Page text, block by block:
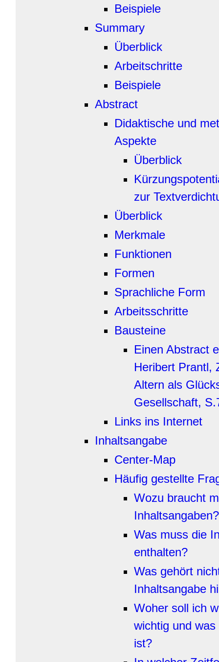
Beispiele
Summary
Überblick
Arbeitschritte
Beispiele
Abstract
Didaktische und
Aspekte
Überblick
zur
Überblick
Merkmale
Funktionen
Formen
Sprachliche Form
Arbeitsschritte
Bausteine
Einen Abstract
Heribert Prantl,
Altern als
Gesellschaft,
Links ins Internet
Inhaltsangabe
Center-Map
Häufig gestellte
Wozu braucht
Inhaltsangaben?
Was muss die
enthalten?
Was gehört
Inhaltsangabe
Woher soll ich
wichtig und
ist?